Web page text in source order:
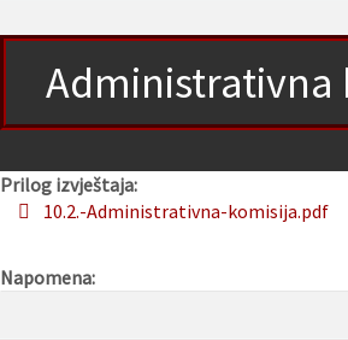
Administrativna
Prilog izvještaja:
10.2.-Administrativna-komisija.pdf
Napomena: